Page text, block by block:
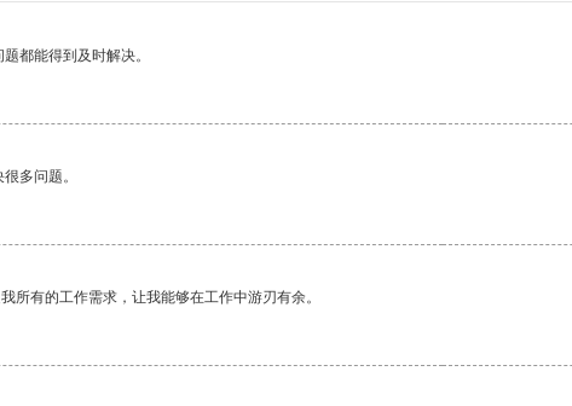
都能得到及时解决。
多问题。
所有的工作需求，让我能够在工作中游刃有余。